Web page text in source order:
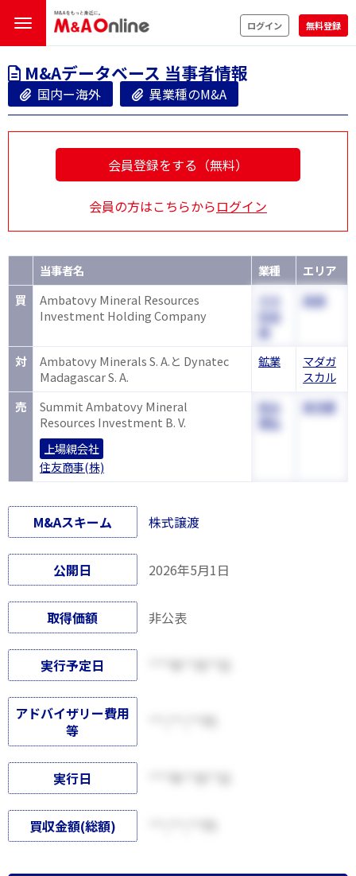
ログイン 無料登録
M&Aデータベース 当事者情報
国内ー海外 異業種のM&A
会員登録をする（無料）
会員の方はこちらからログイン
当事者名 業種
エリア
買
Ambatovy Mineral Resources
Investment Holding Company
その
他金
英国
対
Ambatovy Minerals S. A.と Dynatec
Madagascar S. A.
鉱業
マダガ
スカル
売
Summit Ambatovy Mineral
Resources Investment B. V.
上場親会社
住友商事(株)
総合
東京都
M&Aスキーム 株式譲渡
公開日 2026年5月1日
取得価額 非公表
実行予定日
アドバイザリー費用
等
実行日
買収金額(総額)